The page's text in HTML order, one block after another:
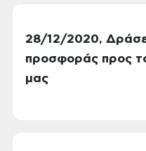
28/12/2020,
προσφοράς προς
μας